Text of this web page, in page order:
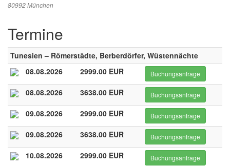
80992 München
Termine
Tunesien – Römerstädte, Berberdörfer, Wüstennächte
08.08.2026
2999.00 EUR Buchungsanfrage
08.08.2026 3638.00 EUR Buchungsanfrage
09.08.2026 2999.00 EUR Buchungsanfrage
09.08.2026 3638.00 EUR Buchungsanfrage
10.08.2026 2999.00 EUR Buchungsanfrage